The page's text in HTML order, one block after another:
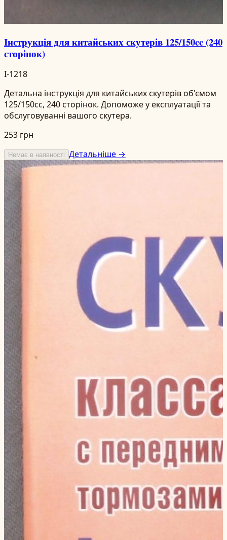
Інструкція для китайських скутерів 125/150cc (240
сторінок)
I-1218
Детальна інструкція для китайських скутерів об'ємом
125/150cc, 240 сторінок. Допоможе у експлуатації та
обслуговуванні вашого скутера.
253 грн
Немає в наявності Детальніше →